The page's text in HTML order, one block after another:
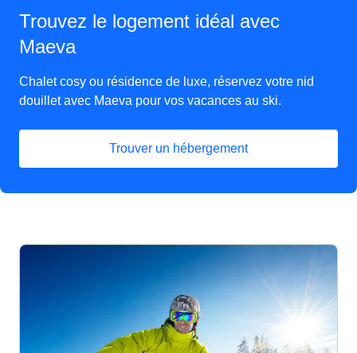
Trouvez le logement idéal avec
Maeva
Chalet cosy ou résidence de luxe, réservez votre nid
douillet avec Maeva pour vos vacances au ski.
Trouver un hébergement
(Ouvre un nouvel onglet